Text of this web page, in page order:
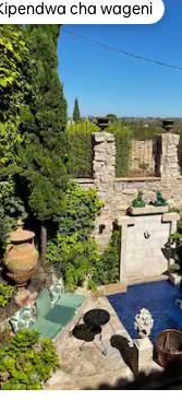
wa 4.88 kati ya 5,
cha wageni
cha wageni